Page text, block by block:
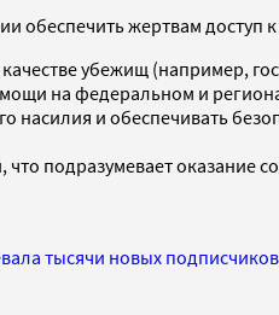
обеспечить жертвам доступ
убежищ (например,
на федеральном и
и обеспечивать
подразумевает оказание
тысячи новых подписчиков